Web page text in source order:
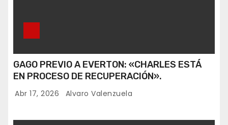
GAGO PREVIO A EVERTON: «CHARLES ESTÁ
EN PROCESO DE RECUPERACIÓN».
Abr 17, 2026 Alvaro Valenzuela